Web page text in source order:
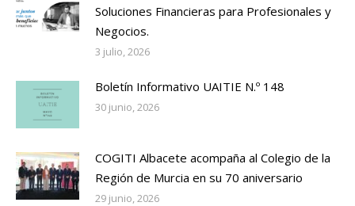
Soluciones Financieras para Profesionales y
Negocios.
3 julio, 2026
Boletín Informativo UAITIE N.º 148
30 junio, 2026
COGITI Albacete acompaña al Colegio de la
Región de Murcia en su 70 aniversario
29 junio, 2026